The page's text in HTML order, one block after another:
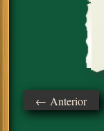
← Anterior